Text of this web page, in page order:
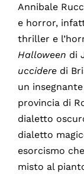
Annibale
e horror,
thriller e
Halloween di
uccideredi
un
provincia di
dialetto
dialetto
esorcismo
misto al